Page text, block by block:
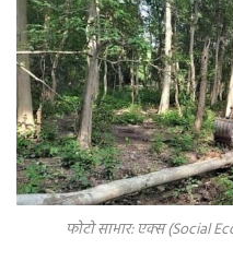
फोटो साभार: एक्स (Social